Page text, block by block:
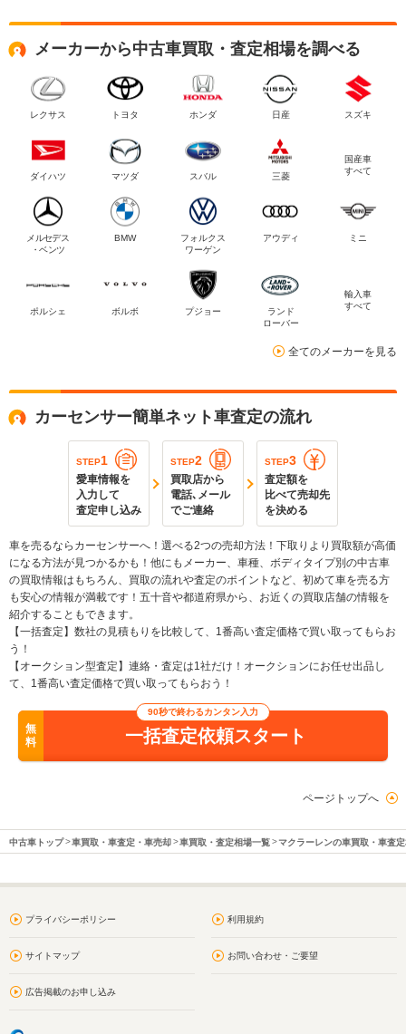
メーカーから中古車買取・査定相場を調べる
レクサス トヨタ ホンダ 日産 スズキ
ダイハツ マツダ スバル 三菱
国産車
すべて
メルセデス
・ベンツ
BMW
フォルクス
ワーゲン
アウディ ミニ
ポルシェ ボルボ プジョー
ランド
ローバー
輸入車
すべて
全てのメーカーを見る
カーセンサー簡単ネット車査定の流れ
STEP1
愛車情報を
入力して
査定申し込み
STEP2
買取店から
電話､メール
でご連絡
STEP3
査定額を
比べて売却先
を決める
車を売るならカーセンサーへ！選べる2つの売却方法！下取りより買取額が高価
になる方法が見つかるかも！他にもメーカー、車種、ボディタイプ別の中古車
の買取情報はもちろん、買取の流れや査定のポイントなど、初めて車を売る方
も安心の情報が満載です！五十音や都道府県から、お近くの買取店舗の情報を
紹介することもできます。
【一括査定】数社の見積もりを比較して、1番高い査定価格で買い取ってもらお
う！
【オークション型査定】連絡・査定は1社だけ！オークションにお任せ出品し
て、1番高い査定価格で買い取ってもらおう！
無
料
90秒で終わるカンタン入力
一括査定依頼スタート
ページトップへ
中古車トップ 車買取・車査定・車売却 車買取・査定相場一覧 マクラーレンの車買取・車査
プライバシーポリシー 利用規約
サイトマップ お問い合わせ・ご要望
広告掲載のお申し込み